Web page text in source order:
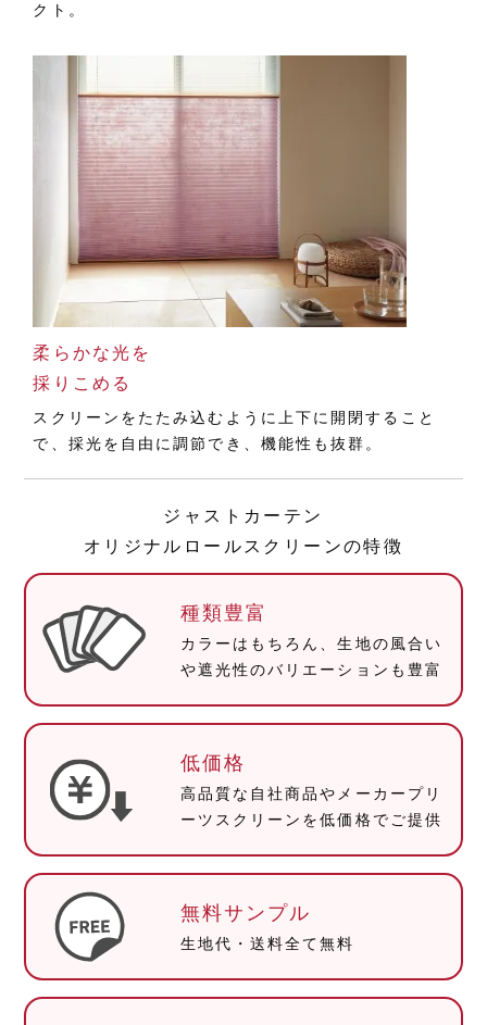
クト。
柔らかな光を
採りこめる
スクリーンをたたみ込むように上下に開閉すること
で、採光を自由に調節でき、機能性も抜群。
ジャストカーテン
オリジナルロールスクリーンの特徴
種類豊富
カラーはもちろん、生地の風合い
や遮光性のバリエーションも豊富
低価格
高品質な自社商品や メーカープリ
ーツスクリーンを低価格でご提供
無料サンプル
生地代・送料全て無料